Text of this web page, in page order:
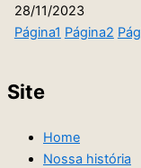
28/11/2023
Página1 Página2
Site
Home
Nossa história